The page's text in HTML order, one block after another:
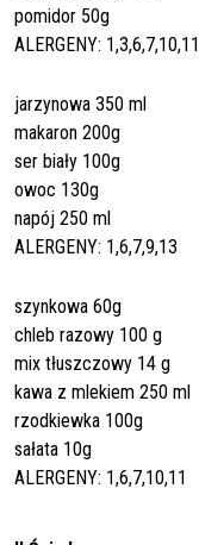
pomidor 50g
ALERGENY: 1,3,6,7,10,11
jarzynowa 350 ml
makaron 200g
ser biały 100g
owoc 130g
napój 250 ml
ALERGENY: 1,6,7,9,13
szynkowa 60g
chleb razowy 100 g
mix tłuszczowy 14 g
kawa z mlekiem 250 ml
rzodkiewka 100g
sałata 10g
ALERGENY: 1,6,7,10,11